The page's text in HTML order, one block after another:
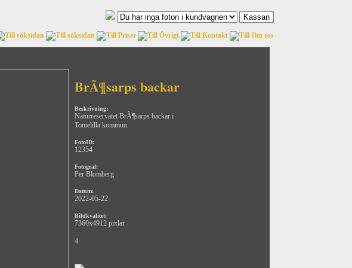
BrÃ¶sarps backar
Beskrivning:
Naturreservatet BrÃ¶sarps backar i
Tomelilla kommun.
FotoID:
12354
Fotograf:
Per Blomberg
Datum:
2022-05-22
Bildkvalitet:
7360x4912 pixlar
4